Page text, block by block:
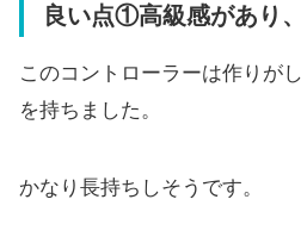
良い点①高級感があり
このコントローラーは作りが
を持ちました。
かなり長持ちしそうです。